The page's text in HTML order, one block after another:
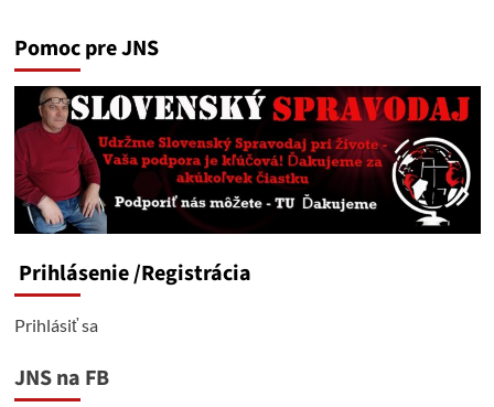
Pomoc pre JNS
Prihlásenie/Registrácia
Prihlásiť sa
JNS na FB